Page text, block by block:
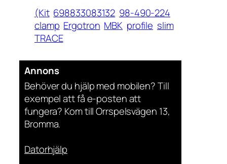
(Kit 698833083132 98-490-224
clamp Ergotron MBK profile slim
TRACE
Annons
Behöver du hjälp med mobilen? Till
exempel att få e-posten att
fungera? Kom till Orrspelsvägen 13,
Bromma.
Datorhjälp